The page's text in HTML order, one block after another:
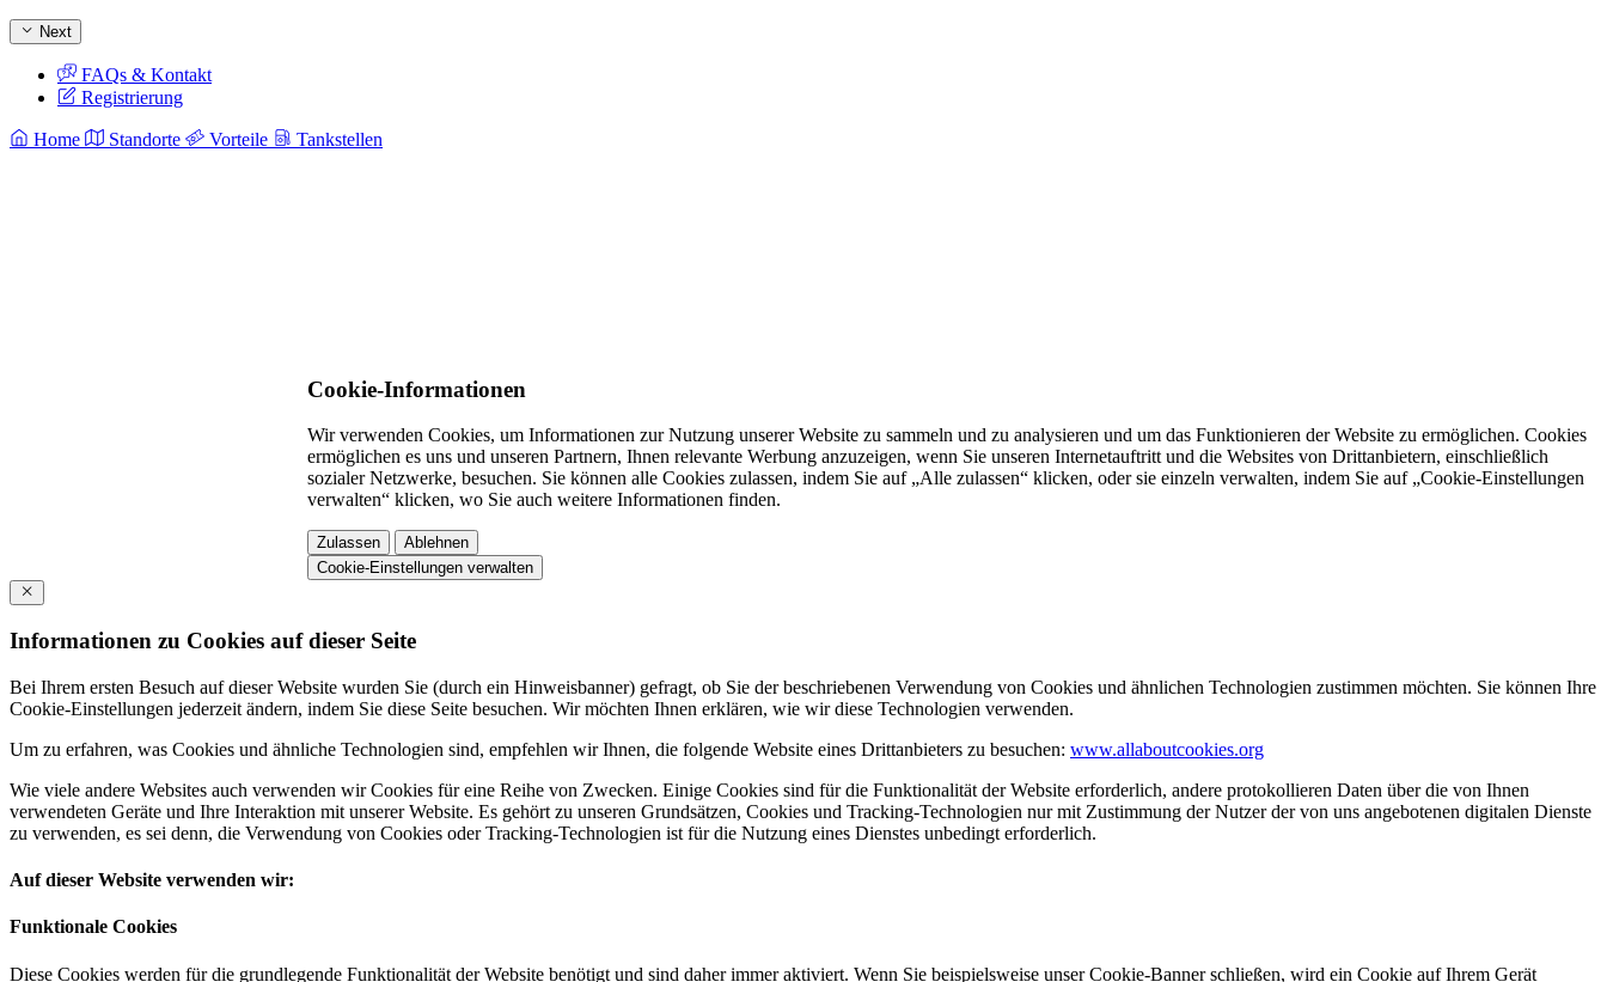
Next
FAQs & Kontakt
Registrierung
Home Standorte Vorteile Tankstellen
Cookie-Informationen
Wir verwenden Cookies, um Informationen zur Nutzung unserer Website zu sammeln und zu analysieren und um das Funktionieren der Website zu ermöglichen. Cookies
ermöglichen es uns und unseren Partnern, Ihnen relevante Werbung anzuzeigen, wenn Sie unseren Internetauftritt und die Websites von Drittanbietern, einschließlich
sozialer Netzwerke, besuchen. Sie können alle Cookies zulassen, indem Sie auf „Alle zulassen“ klicken, oder sie einzeln verwalten, indem Sie auf „Cookie-Einstellungen
verwalten“ klicken, wo Sie auch weitere Informationen finden.
Zulassen
Ablehnen
Cookie-Einstellungen verwalten
Informationen zu Cookies auf dieser Seite
Bei Ihrem ersten Besuch auf dieser Website wurden Sie (durch ein Hinweisbanner) gefragt, ob Sie der beschriebenen Verwendung von Cookies und ähnlichen Technologien zustimmen möchten. Sie können Ihre
Cookie-Einstellungen jederzeit ändern, indem Sie diese Seite besuchen. Wir möchten Ihnen erklären, wie wir diese Technologien verwenden.
Um zu erfahren, was Cookies und ähnliche Technologien sind, empfehlen wir Ihnen, die folgende Website eines Drittanbieters zu besuchen: www.allaboutcookies.org
Wie viele andere Websites auch verwenden wir Cookies für eine Reihe von Zwecken. Einige Cookies sind für die Funktionalität der Website erforderlich, andere protokollieren Daten über die von Ihnen
verwendeten Geräte und Ihre Interaktion mit unserer Website. Es gehört zu unseren Grundsätzen, Cookies und Tracking-Technologien nur mit Zustimmung der Nutzer der von uns angebotenen digitalen Dienste
zu verwenden, es sei denn, die Verwendung von Cookies oder Tracking-Technologien ist für die Nutzung eines Dienstes unbedingt erforderlich.
Auf dieser Website verwenden wir:
Funktionale Cookies
Diese Cookies werden für die grundlegende Funktionalität der Website benötigt und sind daher immer aktiviert. Wenn Sie beispielsweise unser Cookie-Banner schließen, wird ein Cookie auf Ihrem Gerät